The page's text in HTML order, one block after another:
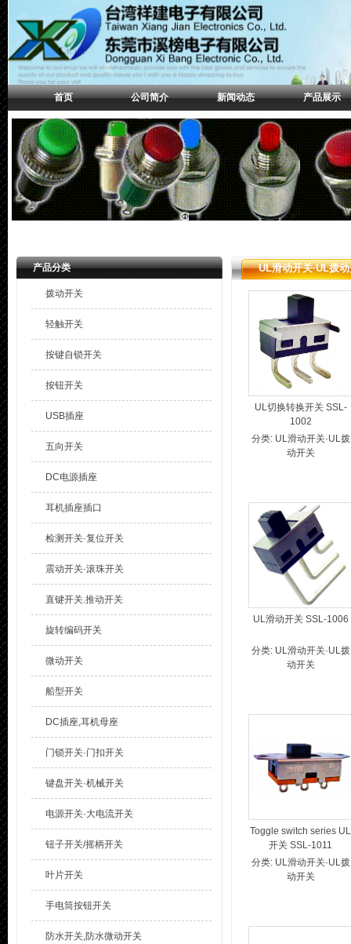
首页 公司简介 新闻动态 产品展示
产品分类
拨动开关
轻触开关
按键自锁开关
按钮开关
USB插座
五向开关
DC电源插座
耳机插座插口
检测开关·复位开关
震动开关·滚珠开关
直键开关.推动开关
旋转编码开关
微动开关
船型开关
DC插座,耳机母座
门锁开关·门扣开关
键盘开关·机械开关
电源开关·大电流开关
钮子开关/摇柄开关
叶片开关
手电筒按钮开关
防水开关,防水微动开关
UL滑动开关·UL拨
UL切换转换开关 SSL-
1002
分类: UL滑动开关·UL拨
动开关
UL滑动开关 SSL-1006
分类: UL滑动开关·UL拨
动开关
Toggle switch series UL
开关 SSL-1011
分类: UL滑动开关·UL拨
动开关